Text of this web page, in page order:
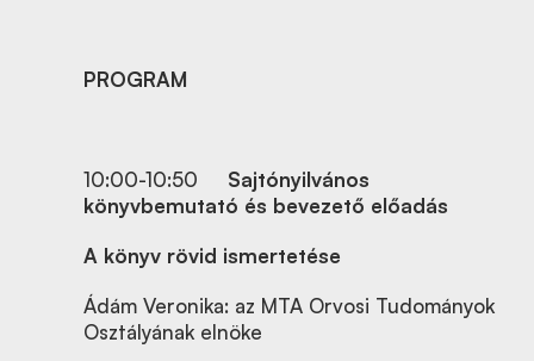
PROGRAM
10:00-10:50 Sajtónyilvános
könyvbemutató és bevezető előadás
A könyv rövid ismertetése
Ádám Veronika: az MTA Orvosi Tudományok
Osztályának elnöke